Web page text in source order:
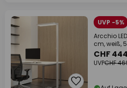
UVP -5%
Arcchio
cm, weiß,
CHF
UVPCHF